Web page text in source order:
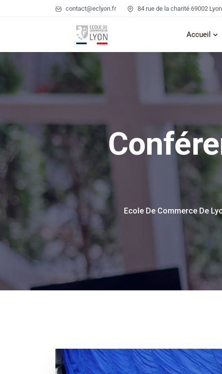
contact@eclyon.fr 84 rue de la charité 69002 Lyon
Accueil
Ecole De Commerce De